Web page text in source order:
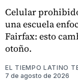
Celular
una escuela
Fairfax: esto
otoño.
EL TIEMPO LATINO
7 de agosto de 2026